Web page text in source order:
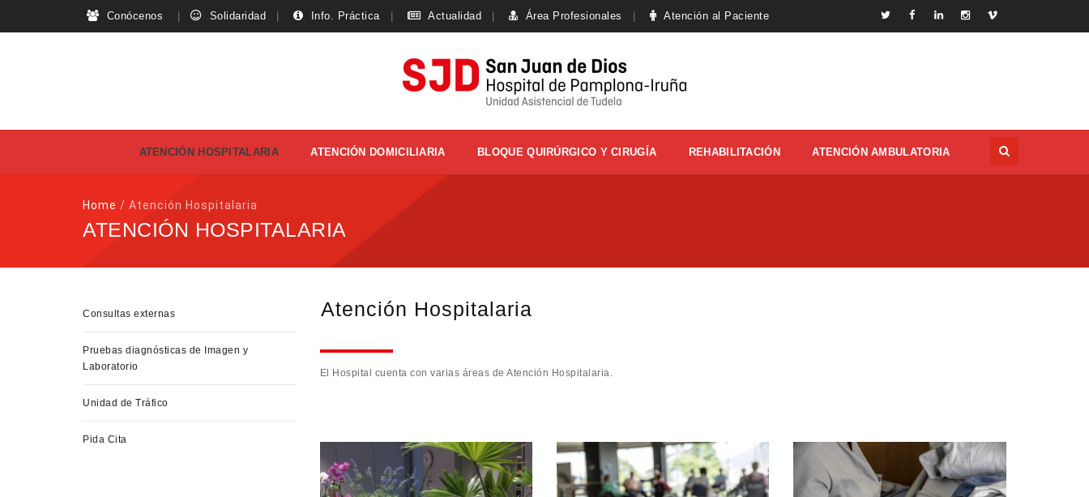
Conócenos Solidaridad Info. Práctica Actualidad Área Profesionales Atención al Paciente
ATENCIÓN HOSPITALARIA ATENCIÓN DOMICILIARIA BLOQUE QUIRÚRGICO Y CIRUGÍA REHABILITACIÓN ATENCIÓN AMBULATORIA
Home / Atención Hospitalaria
ATENCIÓN HOSPITALARIA
Atención Hospitalaria
El Hospital cuenta con varias áreas de Atención Hospitalaria.
Consultas externas
Pruebas diagnósticas de Imagen y
Laboratorio
Unidad de Tráfico
Pida Cita